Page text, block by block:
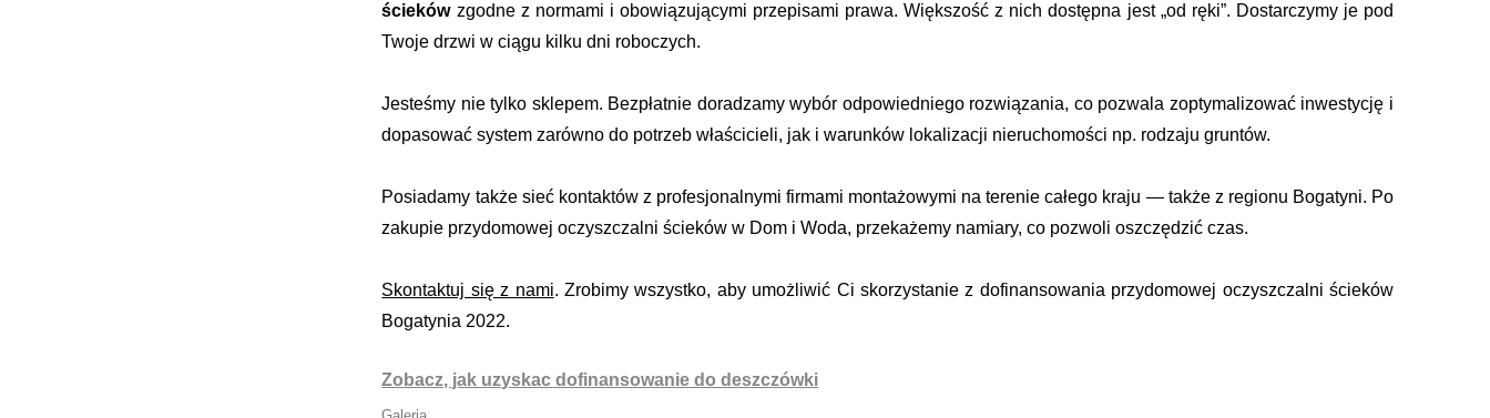
ściekówzgodne z normami i obowiązującymi przepisami prawa. Większość z nich dostępna jest „od ręki”. Dostarczymy je pod
Twoje drzwi w ciągu kilku dni roboczych.
Jesteśmy nie tylko sklepem. Bezpłatnie doradzamy wybór odpowiedniego rozwiązania, co pozwala zoptymalizować inwestycję i
dopasować system zarówno do potrzeb właścicieli, jak i warunków lokalizacji nieruchomości np. rodzaju gruntów.
Posiadamy także sieć kontaktów z profesjonalnymi firmami montażowymi na terenie całego kraju — także z regionu Bogatyni. Po
zakupie przydomowej oczyszczalni ścieków w Dom i Woda, przekażemy namiary, co pozwoli oszczędzić czas.
Skontaktuj się z nami. Zrobimy wszystko, aby umożliwić Ci skorzystanie z dofinansowania przydomowej oczyszczalni ścieków
Bogatynia 2022.
Zobacz, jak uzyskac dofinansowanie do deszczówki